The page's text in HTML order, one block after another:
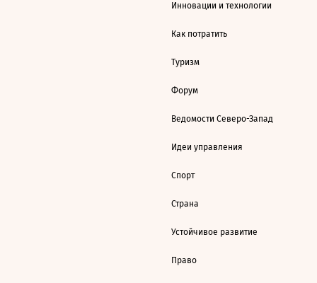
Инновации и технологии
Как потратить
Туризм
Форум
Ведомости Северо-Запад
Идеи управления
Спорт
Страна
Устойчивое развитие
Право